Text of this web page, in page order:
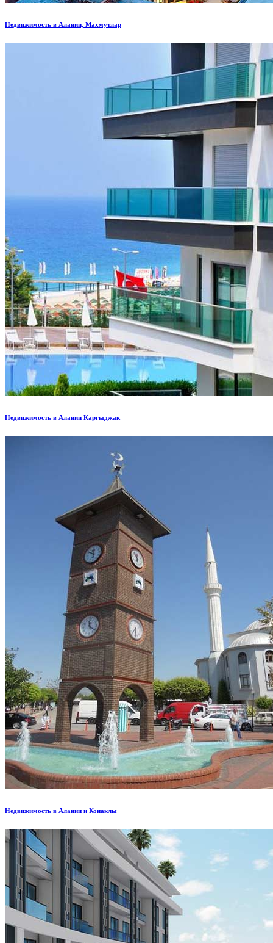
Недвижимость в Алании, Махмутлар
Недвижимость в Алании Каргыджак
Недвижимость в Алании и Конаклы